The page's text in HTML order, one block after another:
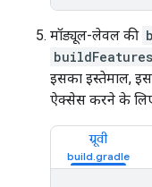
मॉड्यूल-लेवल की
buildFeatures
इसका इस्तेमाल,
ऐक्सेस करने के लिए
ग्रूवी